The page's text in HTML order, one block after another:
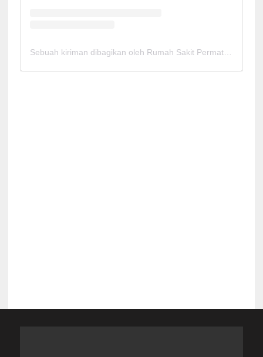
Sebuah kiriman dibagikan oleh Rumah Sakit Permata Cirebon (@rspermatacirebon)